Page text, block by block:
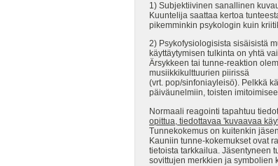
1) Subjektiivinen sanallinen
Kuuntelija saattaa kertoa
pikemminkin psykologin kuin
2) Psykofysiologisista sisäisistä
käyttäytymisen tulkinta on yhtä
Ärsykkeen tai tunne-reaktion
musiikkikulttuurien piirissä
(vrt. pop/sinfoniayleisö). Pelkkä
päiväunelmiin, toisten
Normaali reagointi tapahtuu
opittua, tiedottavaa 'kuvaavaa
Tunnekokemus on kuitenkin
Kauniin tunne-kokemukset ovat
tietoista tarkkailua. Jäsentyneen
sovittujen merkkien ja symbolien